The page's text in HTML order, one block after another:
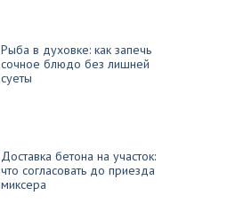
Рыба в духовке: как запечь
сочное блюдо без лишней
суеты
Доставка бетона на участок:
что согласовать до приезда
миксера